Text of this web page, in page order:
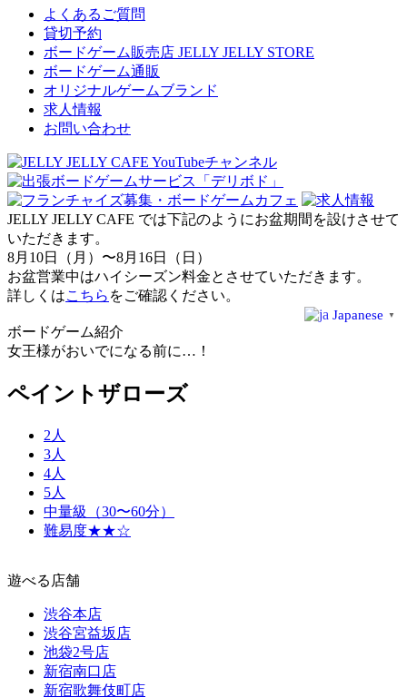
よくあるご質問
貸切予約
ボードゲーム販売店 JELLY JELLY STORE
ボードゲーム通販
オリジナルゲームブランド
求人情報
お問い合わせ
JELLY JELLY CAFE では下記のようにお盆期間を設けさせて
いただきます。
8月10日（月）〜8月16日（日）
お盆営業中はハイシーズン料金とさせていただきます。
詳しくはこちら をご確認ください。
Japanese ▼
ボードゲーム紹介
女王様がおいでになる前に…！
ペイントザローズ
2人
3人
4人
5人
中量級（30〜60分）
難易度★★☆
遊べる店舗
渋谷本店
渋谷宮益坂店
池袋2号店
新宿南口店
新宿歌舞伎町店